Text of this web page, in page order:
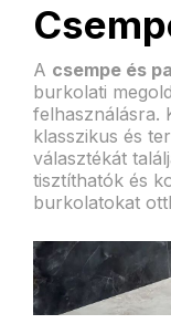
A csempe és
burkolati
felhasználásra.
klasszikus és
választékát
tisztíthatók és
burkolatokat